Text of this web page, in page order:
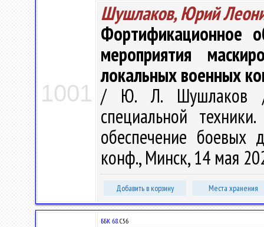
1001
Шушлаков, Юрий
Фортификационное
мероприятия
локальных военных
/ Ю. Л. Шушлаков //
специальной
обеспечение боевых
конф., Минск, 14 мая
Добавить в корзину Места хранения
ББК 68.С56